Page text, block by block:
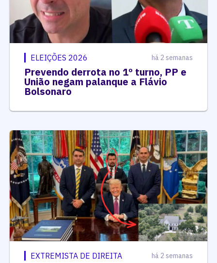
ELEIÇÕES 2026 há 2 semanas
Prevendo derrota no 1º turno, PP e
União negam palanque a Flávio
Bolsonaro
EXTREMISTA DE DIREITA há 2 semanas